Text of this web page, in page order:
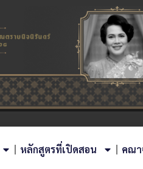
หลักสูตรที่เปิดสอน คณา